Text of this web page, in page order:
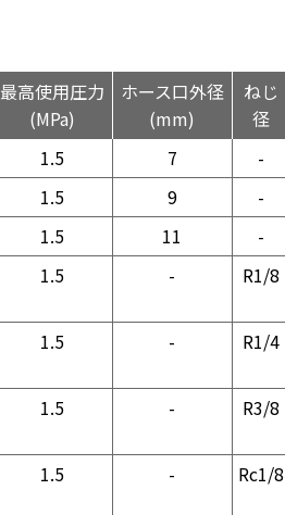
最高使用圧力
(MPa)
ホース口外径
(mm)
ねじ
径
1.5 7 -
1.5 9 -
1.5 11 -
1.5 - R1/8
1.5 - R1/4
1.5 - R3/8
1.5 - Rc1/8